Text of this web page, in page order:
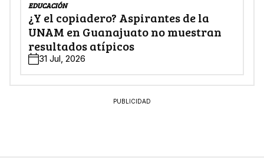
EDUCACIÓN
¿Y el copiadero? Aspirantes de la
UNAM en Guanajuato no muestran
resultados atípicos
31 Jul, 2026
PUBLICIDAD